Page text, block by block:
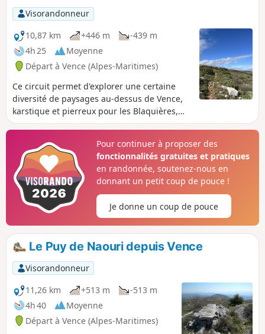
Visorandonneur
10,87 km
+446 m
-439 m
4h 25
Moyenne
Départ à Vence (Alpes-Maritimes)
Ce circuit permet d'explorer une certaine
diversité de paysages au-dessus de Vence,
karstique et pierreux pour les Blaquières,
plus arboré sur le Plan des Noves et le Baou
beaux points de vue, sur les ruines du
Castellet et le Baou de Saint-Jeannet jusqu'à
la mer, et au-dessus de Vence depuis le
Baou des Blancs.
Pour continuer à proposer des
fonctionnalités gratuites et pratiques
en randonnée, soutenez-nous en
donnant un petit coup de pouce !
Je donne un coup de pouce
Le Puy de Naouri depuis Vence
Visorandonneur
11,26 km
+513 m
-513 m
4h 40
Moyenne
Départ à Vence (Alpes-Maritimes)